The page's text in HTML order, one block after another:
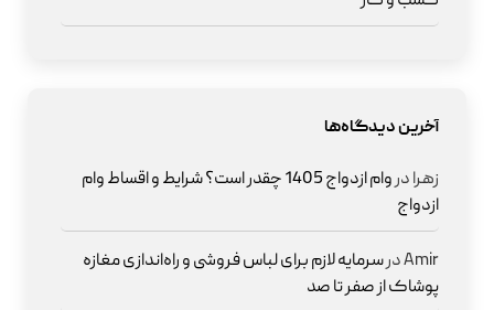
آخرین دیدگاه‌ها
در
وام ازدواج 1405 چقدر است؟ شرایط و اقساط وام
ازدواج
Amirدرسرمایه لازم برای لباس فروشی و راه‌اندازی مغازه
پوشاک از صفر تا صد